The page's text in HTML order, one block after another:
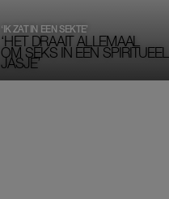
‘HET DRAAIT ALLEMAAL
OM SEKS IN EEN SPIRITUEEL
JASJE’
‘IK ZAT IN EEN SEKTE’